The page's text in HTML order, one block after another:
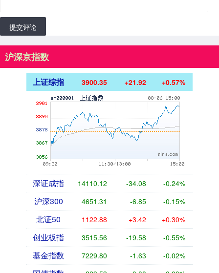
提交评论
沪深京指数
上证综指 3900.35 +21.92 +0.57%
深证成指 14110.12 -34.08 -0.24%
沪深300 4651.31 -6.85 -0.15%
北证50 1122.88 +3.42 +0.30%
创业板指 3515.56 -19.58 -0.55%
基金指数 7229.80 -1.63 -0.02%